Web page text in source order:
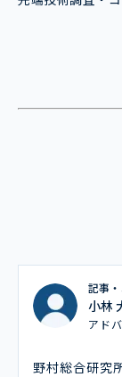
記事
小林
アド
野村総合研究